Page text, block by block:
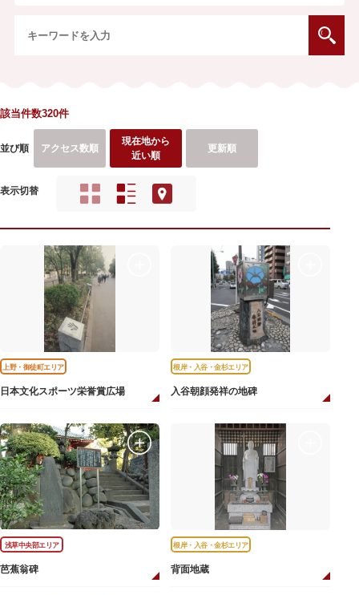
該当件数320件
並び順 アクセス数順
現在地から
近い順
更新順
表示切替
上野・御徒町エリア
日本文化スポーツ栄誉賞広場
根岸・入谷・金杉エリア
入谷朝顔発祥の地碑
浅草中央部エリア
芭蕉翁碑
根岸・入谷・金杉エリア
背面地蔵